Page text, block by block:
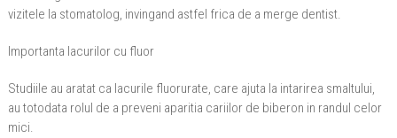
vizitele la stomatolog, invingand astfel frica de a merge dentist.
Importanta lacurilor cu fluor
Studiile au aratat ca lacurile fluorurate, care ajuta la intarirea smaltului,
au totodata rolul de a preveni aparitia cariilor de biberon in randul celor
mici.